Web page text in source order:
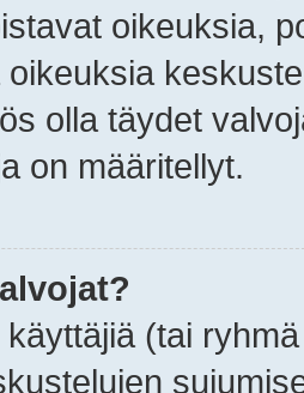
oikeuksia,
oikeuksia
olla täydet
on määritellyt.
(tai